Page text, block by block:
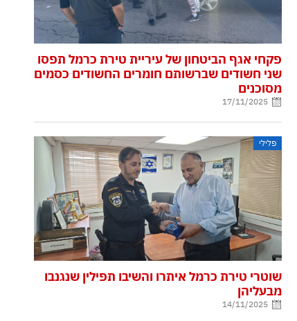
פקחי אגף הביטחון של עיריית טירת כרמל תפסו
שני חשודים שברשותם חומרים החשודים כסמים
מסוכנים
17/11/2025
פלילי
שוטרי טירת כרמל איתרו והשיבו תפילין שנגנבו
מבעליהן
14/11/2025